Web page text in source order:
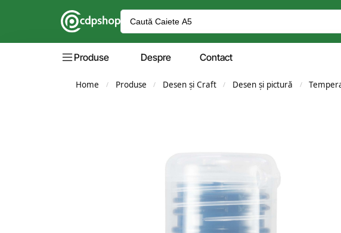
Produse Despre Contact
Home / Produse / Desen și Craft / Desen și pictură /